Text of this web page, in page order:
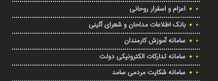
اعزام و اسقرار روحانی
بانک اطلاعات مداحان و شعرای آئینی
سامانه آموزش کارمندان
سامانه تدارکات الکترونیکی دولت
سامانه شکایت مردمی سامد